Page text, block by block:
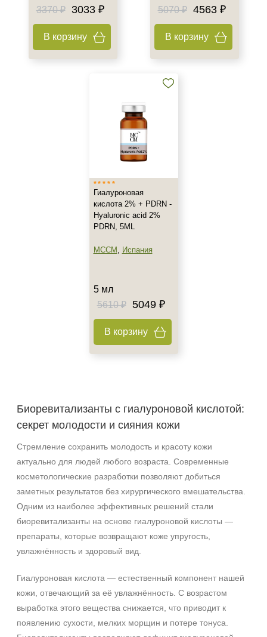
Все типы кожи
Жирная
Показать еще
Результат
Показать еще
Область применения
Веки
Волосы
Показать еще
3370 ₽
3033 ₽
В корзину
5070 ₽
4563 ₽
В корзину
Гиалуроновая
кислота 2% + PDRN -
Hyaluronic acid 2%
PDRN, 5ML
MCCM , Испания
5 мл
5610 ₽
5049 ₽
В корзину
Биоревитализанты с гиалуроновой кислотой:
секрет молодости и сияния кожи
Стремление сохранить молодость и красоту кожи
актуально для людей любого возраста. Современные
косметологические разработки позволяют добиться
заметных результатов без хирургического вмешательства.
Одним из наиболее эффективных решений стали
биоревитализанты на основе гиалуроновой кислоты —
препараты, которые возвращают коже упругость,
увлажнённость и здоровый вид.
Гиалуроновая кислота — естественный компонент нашей
кожи, отвечающий за её увлажнённость. С возрастом
выработка этого вещества снижается, что приводит к
появлению сухости, мелких морщин и потере тонуса.